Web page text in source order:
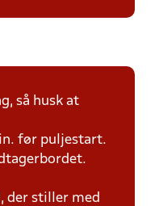
så husk at
før puljestart.
der stiller med